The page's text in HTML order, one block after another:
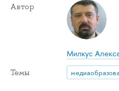
Автор
Милкус
Темы